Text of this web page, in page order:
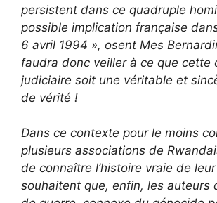
persistent dans ce quadruple
possible implication française
6 avril 1994 », osent Mes
faudra donc veiller à ce que cette
judiciaire soit une véritable et
de vérité !
Dans ce contexte pour le moins
plusieurs associations de
de connaître l’histoire vraie de
souhaitent que, enfin, les auteurs